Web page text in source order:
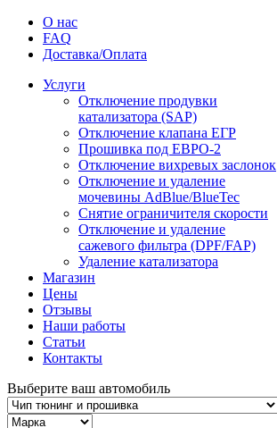
О нас
FAQ
Доставка/Оплата
Услуги
Отключение продувки
катализатора (SAP)
Отключение клапана ЕГР
Прошивка под ЕВРО-2
Отключение вихревых заслонок
Отключение и удаление
мочевины AdBlue/BlueTec
Снятие ограничителя скорости
Отключение и удаление
сажевого фильтра (DPF/FAP)
Удаление катализатора
Магазин
Цены
Отзывы
Наши работы
Статьи
Контакты
Выберите ваш автомобиль